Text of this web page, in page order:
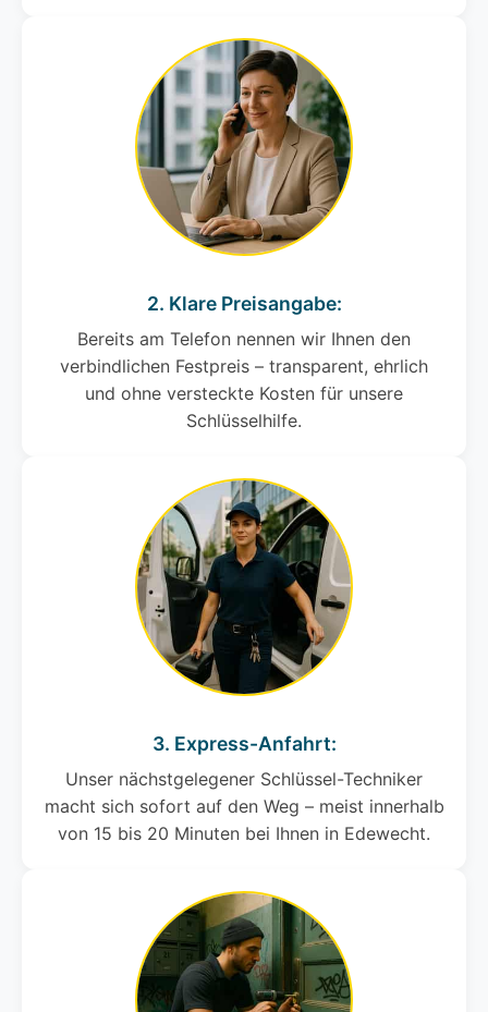
2. Klare Preisangabe:
Bereits am Telefon nennen wir Ihnen den
verbindlichen Festpreis – transparent, ehrlich
und ohne versteckte Kosten für unsere
Schlüsselhilfe.
3. Express-Anfahrt:
Unser nächstgelegener Schlüssel-Techniker
macht sich sofort auf den Weg – meist innerhalb
von 15 bis 20 Minuten bei Ihnen in Edewecht.